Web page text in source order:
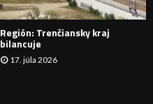
E
Región: Trenčiansky kraj
bilancuje
17. júla 2026